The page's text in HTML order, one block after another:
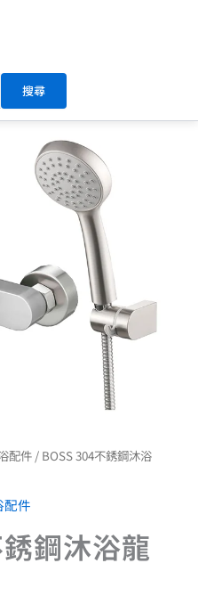
搜尋
配件 / BOSS 304不銹鋼沐浴
配件
鋼沐浴龍
目
前
價
格：
NT$4,800。